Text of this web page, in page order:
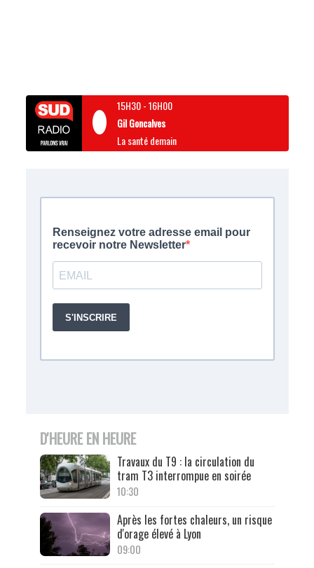
15H30-16H00
Gil Goncalves
La santé demain
D'HEURE EN HEURE
Travaux du T9 : la circulation du
tram T3 interrompue en soirée
10:30
Après les fortes chaleurs, un risque
d'orage élevé à Lyon
09:00